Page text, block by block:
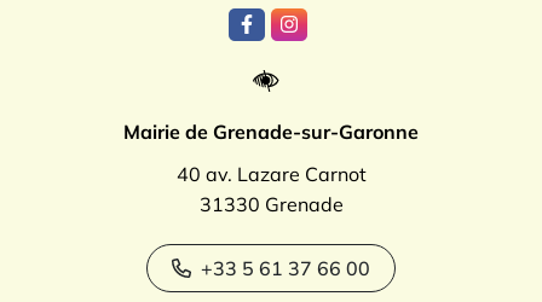
Lien vers le compte Facebook
Lien vers le compte
Mairie de Grenade-sur-Garonne
40 av. Lazare Carnot
31330 Grenade
+33 5 61 37 66 00